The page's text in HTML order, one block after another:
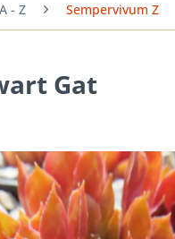
- Z Sempervivum Z
Gat